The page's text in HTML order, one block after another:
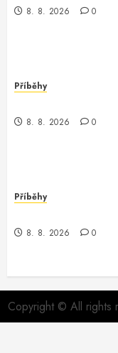
8. 8. 2026 0
Příběhy
8. 8. 2026 0
Příběhy
8. 8. 2026 0
Copyright © All rights